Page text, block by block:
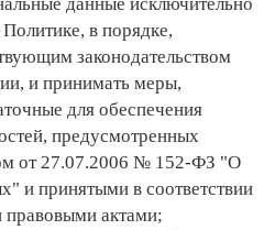
данные исключительно
в порядке,
законодательством
и принимать меры,
для обеспечения
предусмотренных
от 27.07.2006 № 152-ФЗ "О
и принятыми в соответствии
актами;